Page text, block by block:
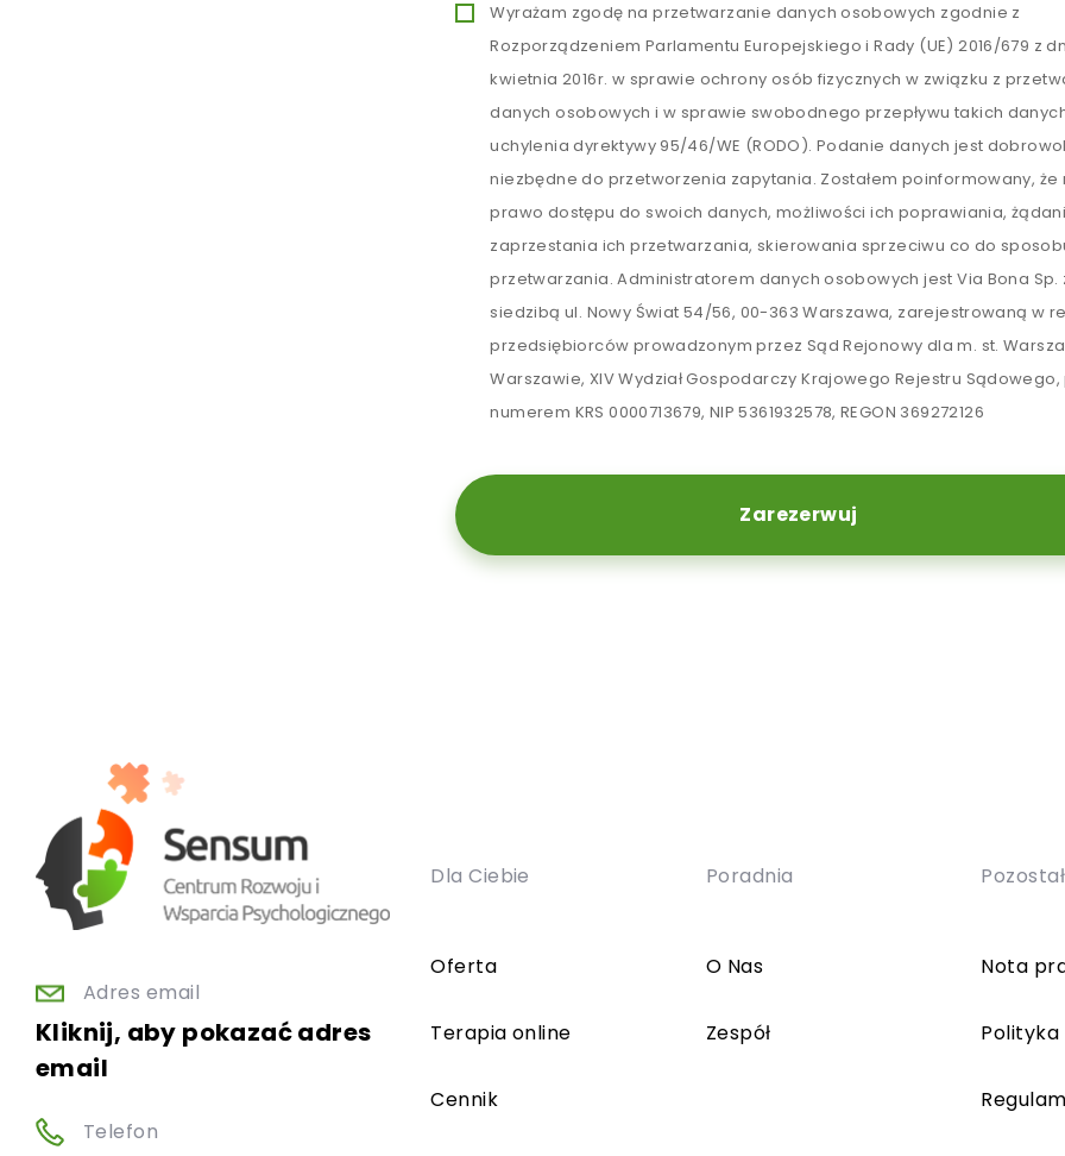
Wyrażam zgodę na przetwarzanie danych osobowych zgodnie z
Rozporządzeniem Parlamentu Europejskiego i Rady (UE) 2016/679 z
kwietnia 2016r. w sprawie ochrony osób fizycznych w związku z
danych osobowych i w sprawie swobodnego przepływu takich
uchylenia dyrektywy 95/46/WE (RODO). Podanie danych jest
niezbędne do przetworzenia zapytania. Zostałem poinformowany, że
prawo dostępu do swoich danych, możliwości ich poprawiania,
zaprzestania ich przetwarzania, skierowania sprzeciwu co do
przetwarzania. Administratorem danych osobowych jest Via Bona Sp.
siedzibą ul. Nowy Świat 54/56, 00-363 Warszawa, zarejestrowaną w
przedsiębiorców prowadzonym przez Sąd Rejonowy dla m. st.
Warszawie, XIV Wydział Gospodarczy Krajowego Rejestru
numerem KRS 0000713679, NIP 5361932578, REGON 369272126
Zarezerwuj
Adres email
Kliknij, aby pokazać adres
email
Telefon
Dla Ciebie
Oferta
Terapia online
Cennik
Poradnia
O Nas
Zespół
Nota